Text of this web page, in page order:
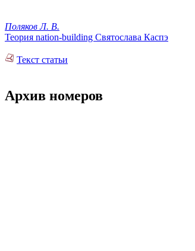
Поляков Л. В.
Теория nation-building Святослава Каспэ
Текст статьи
Архив номеров